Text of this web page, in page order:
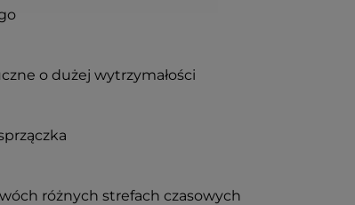
o dużej wytrzymałości
różnych strefach czasowych